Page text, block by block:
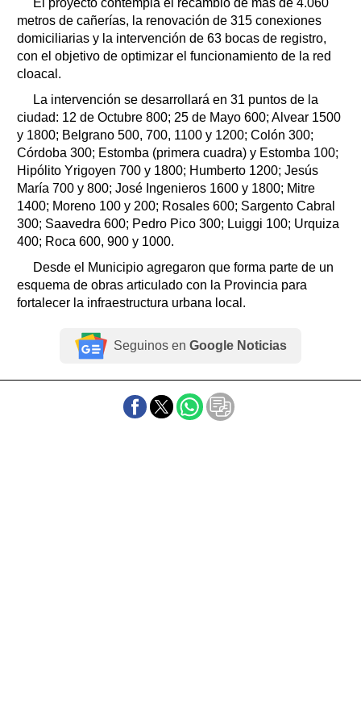
metros de cañerías, la renovación de 315 conexiones
domiciliarias y la intervención de 63 bocas de registro,
con el objetivo de optimizar el funcionamiento de la red
cloacal.
La intervención se desarrollará en 31 puntos de la
ciudad: 12 de Octubre 800; 25 de Mayo 600; Alvear 1500
y 1800; Belgrano 500, 700, 1100 y 1200; Colón 300;
Córdoba 300; Estomba (primera cuadra) y Estomba 100;
Hipólito Yrigoyen 700 y 1800; Humberto 1200; Jesús
María 700 y 800; José Ingenieros 1600 y 1800; Mitre
1400; Moreno 100 y 200; Rosales 600; Sargento Cabral
300; Saavedra 600; Pedro Pico 300; Luiggi 100; Urquiza
400; Roca 600, 900 y 1000.
Desde el Municipio agregaron que forma parte de un
esquema de obras articulado con la Provincia para
fortalecer la infraestructura urbana local.
Seguinos en Google Noticias